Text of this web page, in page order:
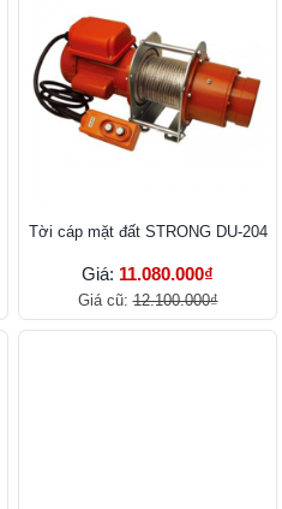
Tời cáp mặt đất STRONG DU-204
Giá: 11.080.000₫
Giá cũ:12.100.000₫